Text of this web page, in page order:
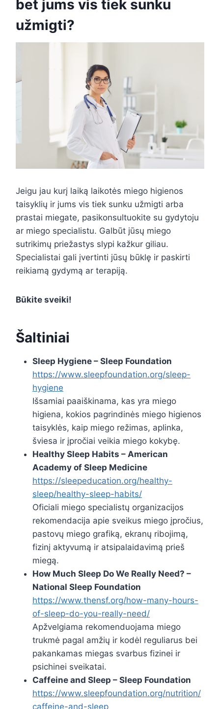
bet jums vis tiek sunku
užmigti?
Jeigu jau kurį laiką laikotės miego higienos
taisyklių ir jums vis tiek sunku užmigti arba
prastai miegate, pasikonsultuokite su gydytoju
ar miego specialistu. Galbūt jūsų miego
sutrikimų priežastys slypi kažkur giliau.
Specialistai gali įvertinti jūsų būklę ir paskirti
reikiamą gydymą ar terapiją.
Būkite sveiki!
Šaltiniai
Sleep Hygiene – Sleep Foundation
https://www.sleepfoundation.org/sleep-
hygiene
Išsamiai paaiškinama, kas yra miego
higiena, kokios pagrindinės miego higienos
taisyklės, kaip miego režimas, aplinka,
šviesa ir įpročiai veikia miego kokybę.
Healthy Sleep Habits – American
Academy of Sleep Medicine
https://sleepeducation.org/healthy-
sleep/healthy-sleep-habits/
Oficiali miego specialistų organizacijos
rekomendacija apie sveikus miego įpročius,
pastovų miego grafiką, ekranų ribojimą,
fizinį aktyvumą ir atsipalaidavimą prieš
miegą.
How Much Sleep Do We Really Need? –
National Sleep Foundation
https://www.thensf.org/how-many-hours-
of-sleep-do-you-really-need/
Apžvelgiama rekomenduojama miego
trukmė pagal amžių ir kodėl reguliarus bei
pakankamas miegas svarbus fizinei ir
psichinei sveikatai.
Caffeine and Sleep – Sleep Foundation
https://www.sleepfoundation.org/nutrition/
caffeine-and-sleep